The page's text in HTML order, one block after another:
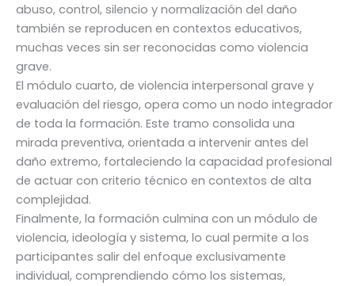
abuso, control, silencio y normalización del daño
también se reproducen en contextos educativos,
muchas veces sin ser reconocidas como violencia
grave.
El módulo cuarto, de violencia interpersonal grave y
evaluación del riesgo, opera como un nodo integrador
de toda la formación. Este tramo consolida una
mirada preventiva, orientada a intervenir antes del
daño extremo, fortaleciendo la capacidad profesional
de actuar con criterio técnico en contextos de alta
complejidad.
Finalmente, la formación culmina con un módulo de
violencia, ideología y sistema, lo cual permite a los
participantes salir del enfoque exclusivamente
individual, comprendiendo cómo los sistemas,